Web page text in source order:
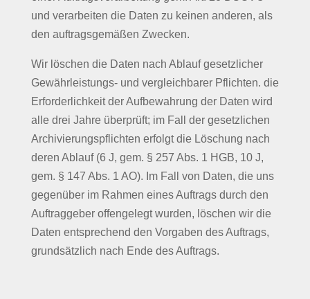
und verarbeiten die Daten zu keinen anderen, als
den auftragsgemäßen Zwecken.
Wir löschen die Daten nach Ablauf gesetzlicher
Gewährleistungs- und vergleichbarer Pflichten. die
Erforderlichkeit der Aufbewahrung der Daten wird
alle drei Jahre überprüft; im Fall der gesetzlichen
Archivierungspflichten erfolgt die Löschung nach
deren Ablauf (6 J, gem. § 257 Abs. 1 HGB, 10 J,
gem. § 147 Abs. 1 AO). Im Fall von Daten, die uns
gegenüber im Rahmen eines Auftrags durch den
Auftraggeber offengelegt wurden, löschen wir die
Daten entsprechend den Vorgaben des Auftrags,
grundsätzlich nach Ende des Auftrags.